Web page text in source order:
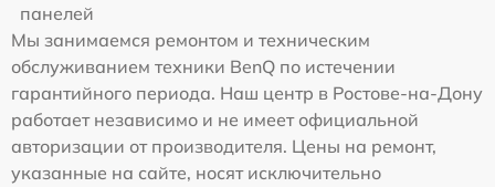
панелей
Мы занимаемся ремонтом и техническим
обслуживанием техники BenQ по истечении
гарантийного периода. Наш центр в Ростове-на-Дону
работает независимо и не имеет официальной
авторизации от производителя. Цены на ремонт,
указанные на сайте, носят исключительно